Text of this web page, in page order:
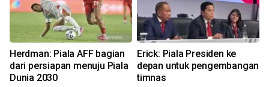
Herdman: Piala AFF bagian
dari persiapan menuju Piala
Dunia 2030
Erick: Piala Presiden ke
depan untuk pengembangan
timnas